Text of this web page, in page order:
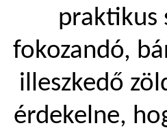
praktikus
fokozandó,
illeszkedő
érdekelne,